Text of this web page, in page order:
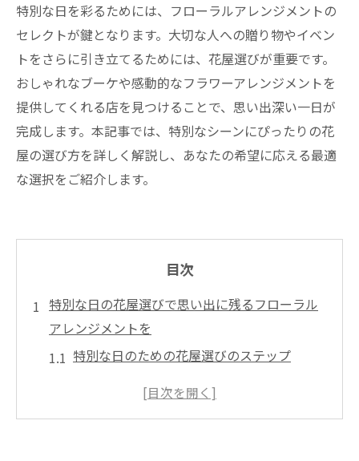
特別な日を彩るためには、フローラルアレンジメントの
セレクトが鍵となります。大切な人への贈り物やイベン
トをさらに引き立てるためには、花屋選びが重要です。
おしゃれなブーケや感動的なフラワーアレンジメントを
提供してくれる店を見つけることで、思い出深い一日が
完成します。本記事では、特別なシーンにぴったりの花
屋の選び方を詳しく解説し、あなたの希望に応える最適
な選択をご紹介します。
目次
特別な日の花屋選びで思い出に残るフローラル
アレンジメントを
特別な日のための花屋選びのステップ
思い出に残るアレンジメントを提供する花